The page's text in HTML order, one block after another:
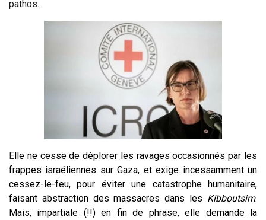
pathos.
Elle ne cesse de déplorer les ravages occasionnés par les
frappes israéliennes sur Gaza, et exige incessamment un
cessez-le-feu, pour éviter une catastrophe humanitaire,
faisant abstraction des massacres dans les Kibboutsim.
Mais, impartiale (!!) en fin de phrase, elle demande la